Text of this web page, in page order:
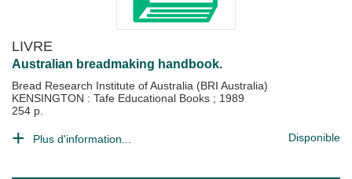
LIVRE
Australian breadmaking handbook.
Bread Research Institute of Australia (BRI Australia)
KENSINGTON : Tafe Educational Books ; 1989
254 p.
Plus d'information... Disponible